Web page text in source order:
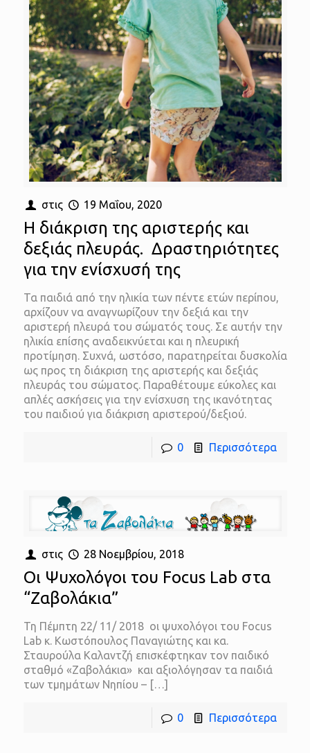
στις 19 Μαΐου, 2020
Η διάκριση της αριστερής και
δεξιάς πλευράς. Δραστηριότητες
για την ενίσχυσή της
Τα παιδιά από την ηλικία των πέντε ετών περίπου,
αρχίζουν να αναγνωρίζουν την δεξιά και την
αριστερή πλευρά του σώματός τους. Σε αυτήν την
ηλικία επίσης αναδεικνύεται και η πλευρική
προτίμηση. Συχνά, ωστόσο, παρατηρείται δυσκολία
ως προς τη διάκριση της αριστερής και δεξιάς
πλευράς του σώματος. Παραθέτουμε εύκολες και
απλές ασκήσεις για την ενίσχυση της ικανότητας
του παιδιού για διάκριση αριστερού/δεξιού.
0 Περισσότερα
στις 28 Νοεμβρίου, 2018
Οι Ψυχολόγοι του Focus Lab στα
“Ζαβολάκια”
Τη Πέμπτη 22/ 11/ 2018 οι ψυχολόγοι του Focus
Lab κ. Κωστόπουλος Παναγιώτης και κα.
Σταυρούλα Καλαντζή επισκέφτηκαν τον παιδικό
σταθμό «Ζαβολάκια» και αξιολόγησαν τα παιδιά
των τμημάτων Νηπίου –[…]
0 Περισσότερα